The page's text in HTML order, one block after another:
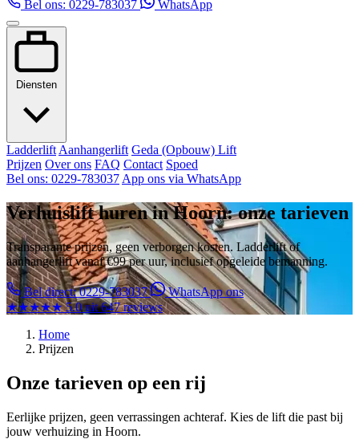
Bel ons: 0229-783037
WhatsApp
Diensten
Ladderlift Aanhangerlift Geda (Opbouw) Lift
Prijzen Over ons FAQ Contact Spoed
Bel ons: 0229-783037 App ons via WhatsApp
Verhuislift huren in Hoorn: onze tarieven
Transparante prijzen, geen verborgen kosten. Ladderlift of
aanhangerlift vanaf €99 per uur, inclusief opgeleide bemanning.
Bel direct: 0229-783037
WhatsApp ons
★★★★★ 5.0 uit 647 reviews
Home
Prijzen
Onze tarieven op een rij
Eerlijke prijzen, geen verrassingen achteraf. Kies de lift die past bij
jouw verhuizing in Hoorn.